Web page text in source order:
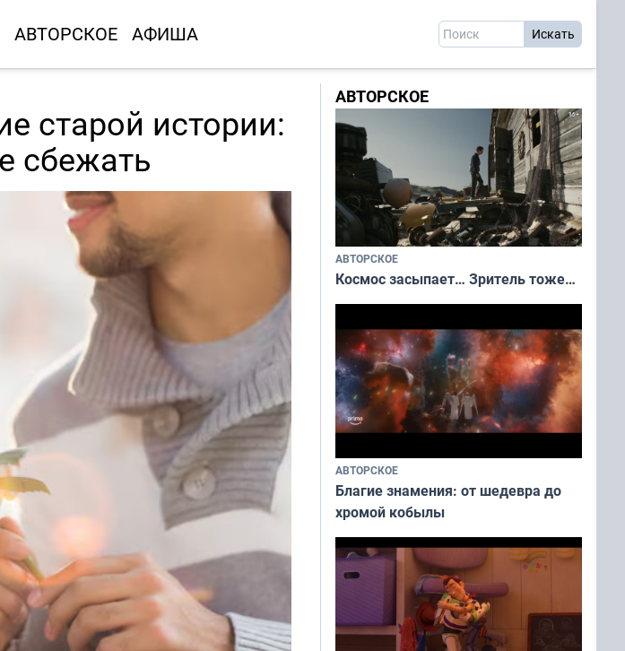
АВТОРСКОЕ АФИША
старой истории:
сбежать
АВТОРСКОЕ
АВТОРСКОЕ
Космос засыпает… Зритель тоже…
АВТОРСКОЕ
Благие знамения: от шедевра до
хромой кобылы